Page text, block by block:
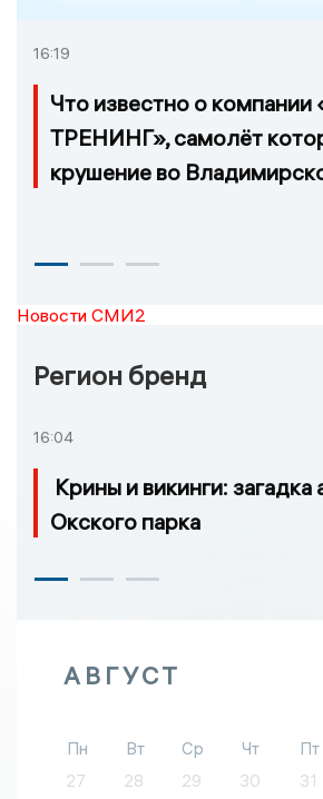
16:19
Что известно о
ТРЕНИНГ», самолёт
крушение во
Новости СМИ2
Регион бренд
16:04
Крины и викинги: загадка
Окского парка
АВГУСТ
Пн Вт Ср Чт Пт
27
28 29 30 31